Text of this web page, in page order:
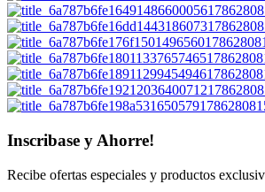
Inscribase y Ahorre!
Recibe ofertas especiales y productos